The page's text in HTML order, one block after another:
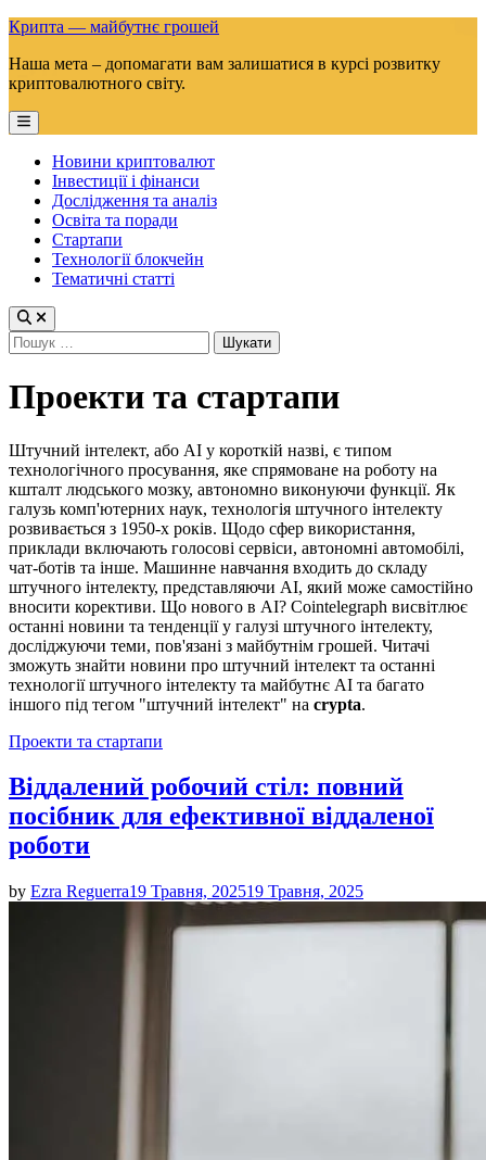
Skip
content
Крипта — майбутнє грошей
Наша мета – допомагати вам залишатися в курсі розвитку
криптовалютного світу.
Main
Menu
Новини криптовалют
Інвестиції і фінанси
Дослідження та аналіз
Освіта та поради
Стартапи
Технології блокчейн
Тематичні статті
Пошук:
Проекти та стартапи
Штучний інтелект, або AI у короткій назві, є типом
технологічного просування, яке спрямоване на роботу на
кшталт людського мозку, автономно виконуючи функції. Як
галузь комп'ютерних наук, технологія штучного інтелекту
розвивається з 1950-х років. Щодо сфер використання,
приклади включають голосові сервіси, автономні автомобілі,
чат-ботів та інше. Машинне навчання входить до складу
штучного інтелекту, представляючи AI, який може самостійно
вносити корективи. Що нового в AI? Cointelegraph висвітлює
останні новини та тенденції у галузі штучного інтелекту,
досліджуючи теми, пов'язані з майбутнім грошей. Читачі
зможуть знайти новини про штучний інтелект та останні
технології штучного інтелекту та майбутнє AI та багато
іншого під тегом "штучний інтелект" на crypta.
Posted
Проекти та стартапи
Віддалений робочий стіл: повний
посібник для ефективної віддаленої
роботи
by Ezra Reguerra19 Травня, 202519 Травня, 2025